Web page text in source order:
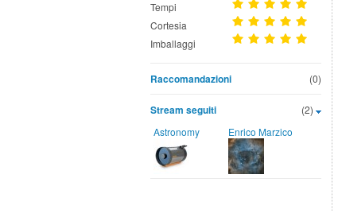
Tempi
Cortesia
Imballaggi
(0)
Raccomandazioni
(2)
Stream seguiti
Astronomy Enrico Marzico